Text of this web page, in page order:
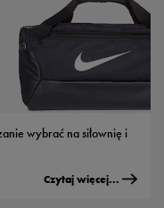
wybrać na siłownię i
Czytaj więcej...